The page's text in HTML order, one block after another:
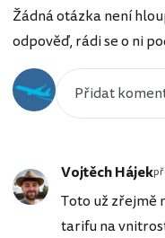
Žádná otázka není
odpověď, rádi se o ni
Vojtěch Hájek
Toto už zřejmě
tarifu na